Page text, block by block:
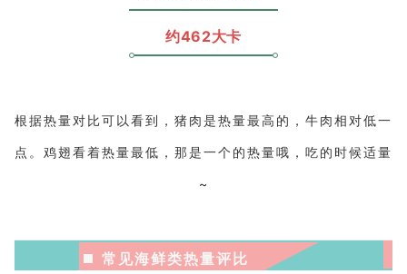
约462大卡
根据热量对比可以看到，猪肉是热量最高的，牛肉相对低一
点。 鸡翅看着热量最低，那是一个的热量哦，吃的时候适量
~
常见海鲜类热量评比